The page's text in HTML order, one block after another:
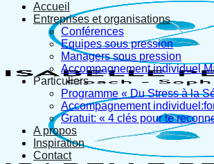
Accueil
Entreprises et organisations
Conférences
Equipes sous pression
Managers sous pression
Accompagnement individuel
Particuliers
Programme « Du Stress à la
Accompagnement
Gratuit: « 4 clés pour te
A propos
Inspiration
Contact